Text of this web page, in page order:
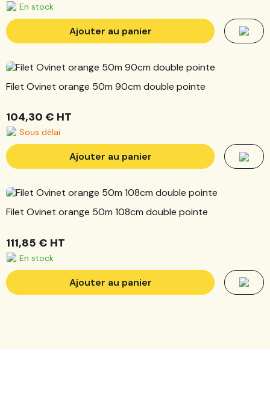
En stock
Ajouter au panier
Filet Ovinet orange 50m 90cm double pointe
104,30 € HT
Sous délai
Ajouter au panier
Filet Ovinet orange 50m 108cm double pointe
111,85 € HT
En stock
Ajouter au panier